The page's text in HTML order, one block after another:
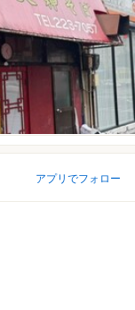
アプリでフォロー